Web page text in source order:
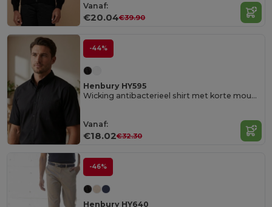
Vanaf:
€20.04€39.90
-44%
Henbury HY595
Wicking antibacterieel shirt met korte mouwen
Vanaf:
€18.02€32.30
-46%
Henbury HY640